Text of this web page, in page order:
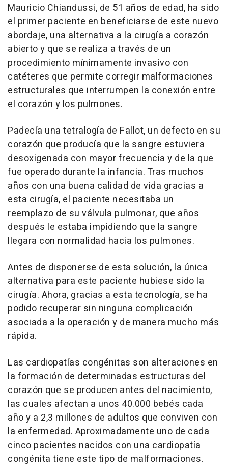
Mauricio Chiandussi, de 51 años de edad, ha sido
el primer paciente en beneficiarse de este nuevo
abordaje, una alternativa a la cirugía a corazón
abierto y que se realiza a través de un
procedimiento mínimamente invasivo con
catéteres que permite corregir malformaciones
estructurales que interrumpen la conexión entre
el corazón y los pulmones.
Padecía una tetralogía de Fallot, un defecto en su
corazón que producía que la sangre estuviera
desoxigenada con mayor frecuencia y de la que
fue operado durante la infancia. Tras muchos
años con una buena calidad de vida gracias a
esta cirugía, el paciente necesitaba un
reemplazo de su válvula pulmonar, que años
después le estaba impidiendo que la sangre
llegara con normalidad hacia los pulmones.
Antes de disponerse de esta solución, la única
alternativa para este paciente hubiese sido la
cirugía. Ahora, gracias a esta tecnología, se ha
podido recuperar sin ninguna complicación
asociada a la operación y de manera mucho más
rápida.
Las cardiopatías congénitas son alteraciones en
la formación de determinadas estructuras del
corazón que se producen antes del nacimiento,
las cuales afectan a unos 40.000 bebés cada
año y a 2,3 millones de adultos que conviven con
la enfermedad. Aproximadamente uno de cada
cinco pacientes nacidos con una cardiopatía
congénita tiene este tipo de malformaciones.